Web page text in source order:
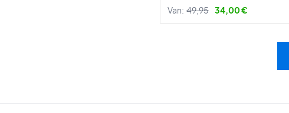
Van: 49,95 34,00 €